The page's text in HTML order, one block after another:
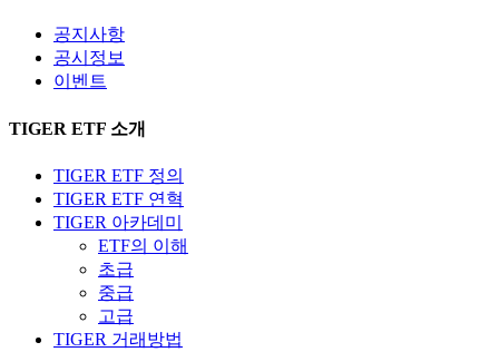
공지사항
공시정보
이벤트
TIGER ETF 소개
TIGER ETF 정의
TIGER ETF 연혁
TIGER 아카데미
ETF의 이해
초급
중급
고급
TIGER 거래방법